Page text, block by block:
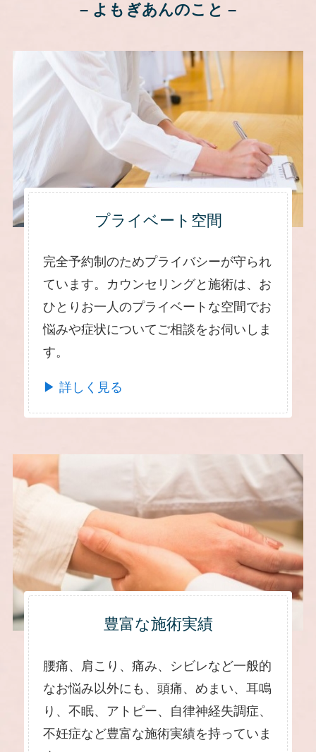
– よもぎあんのこと –
プライベート空間
完全予約制のためプライバシーが守られ
ています。カウンセリングと施術は、お
ひとりお一人のプライベートな空間でお
悩みや症状についてご相談をお伺いしま
す。
▶ 詳しく見る
豊富な施術実績
腰痛、肩こり、痛み、シビレなど一般的
なお悩み以外にも、頭痛、めまい、耳鳴
り、不眠、アトピー、自律神経失調症、
不妊症など豊富な施術実績を持っていま